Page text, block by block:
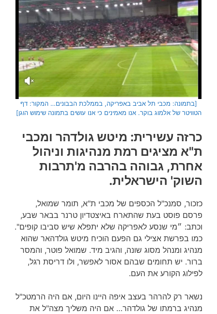
[בתמונה: מכבי תל אביב באפריקה, בממלכת הבבונים… המקור: דף
הטוויטר של אלמוג בוקר. אנו מאמינים כי אנו עושים בתמונה שימוש הוגן]
כרזה עשירית: מיטש גולדהר ומכבי
ת"א מציגים רמת מנהיגות וניהול
אחרת, גבוהה בהרבה מ'תרבות
השוק' הישראלית.
כזכור, סמנכ"ל הכספים של מכבי ת"א, תומר שמואל,
פרסם פוסט בעת שהתארח באיצטדיון טרנר בבאר שבע,
וכתב: ״מי שנסע לאפריקה שלא יתפלא שיש סביבו קופים".
כמו בפרשת אצילי גם הפעם הוכיח מיטש גולדהאר שהוא
מנהיג ומנהל מסוג שונה, והגיב מיד. שמואל פוטר, והמסר
ברור. יש תחומים שבהם אסור לאפשר, ולו דריסת רגל,
לפילוג הקורע את העם.
נשאר רק להרהר בעצב איפה היינו היום, אם היה הרמטכ"ל
מנהיג ברמתו של גולדהר… אם היה משליך מצה"ל את